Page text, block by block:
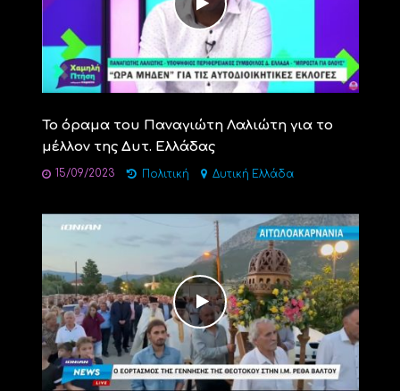
Το όραμα του Παναγιώτη Λαλιώτη για το
μέλλον της Δυτ. Ελλάδας
15/09/2023 Πολιτική Δυτική Ελλάδα